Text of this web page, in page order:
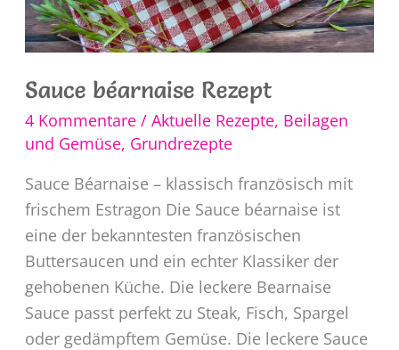
Sauce béarnaise Rezept
4 Kommentare / Aktuelle Rezepte, Beilagen
und Gemüse, Grundrezepte
Sauce Béarnaise – klassisch französisch mit
frischem Estragon Die Sauce béarnaise ist
eine der bekanntesten französischen
Buttersaucen und ein echter Klassiker der
gehobenen Küche. Die leckere Bearnaise
Sauce passt perfekt zu Steak, Fisch, Spargel
oder gedämpftem Gemüse. Die leckere Sauce